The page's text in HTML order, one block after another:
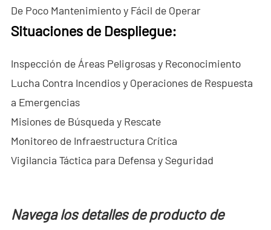
- - ND-SV003 Sistema de Radar a Través de Paredes
- - ND-SV004 Sistema Portátil de Radar a Través de Paredes
Paredes
- Sistema de Intercepción de Wi-Fi
De Poco Mantenimiento y Fácil de Operar
Situaciones de Despliegue:
Inspección de Áreas Peligrosas y Reconocimiento
Lucha Contra Incendios y Operaciones de Respuesta
a Emergencias
Misiones de Búsqueda y Rescate
Monitoreo de Infraestructura Crítica
Vigilancia Táctica para Defensa y Seguridad
Navega los detalles de producto de